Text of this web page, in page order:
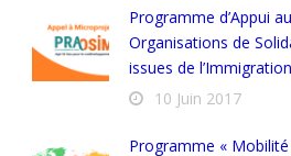
Programme d’Appui
Organisations de
issues de
10 Juin 2017
Programme «